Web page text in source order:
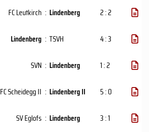
FC Leutkirch : Lindenberg
2 : 2
Lindenberg : TSVH
4 : 3
SVN : Lindenberg
1 : 2
FC Scheidegg II : Lindenberg II
5 : 0
SV Eglofs : Lindenberg
3 : 1